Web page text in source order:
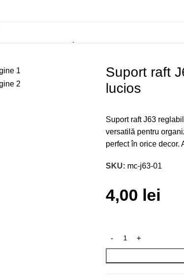
Suport raft
lucios
Suport raft J63
versatilă pentru
perfect în orice decor.
SKU: mc-j63-01
4,00 lei